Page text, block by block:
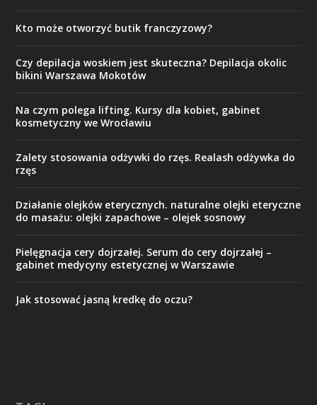
Kto może otworzyć butik franczyzowy?
Czy depilacja woskiem jest skuteczna? Depilacja okolic
bikini Warszawa Mokotów
Na czym polega lifting. Kursy dla kobiet, gabinet
kosmetyczny we Wrocławiu
Zalety stosowania odżywki do rzęs. Realash odżywka do
rzęs
Działanie olejków eterycznych. naturalne olejki eteryczne
do masażu: olejki zapachowe – olejek sosnowy
Pielęgnacja cery dojrzałej. Serum do cery dojrzałej –
gabinet medycyny estetycznej w Warszawie
Jak stosować jasną kredkę do oczu?